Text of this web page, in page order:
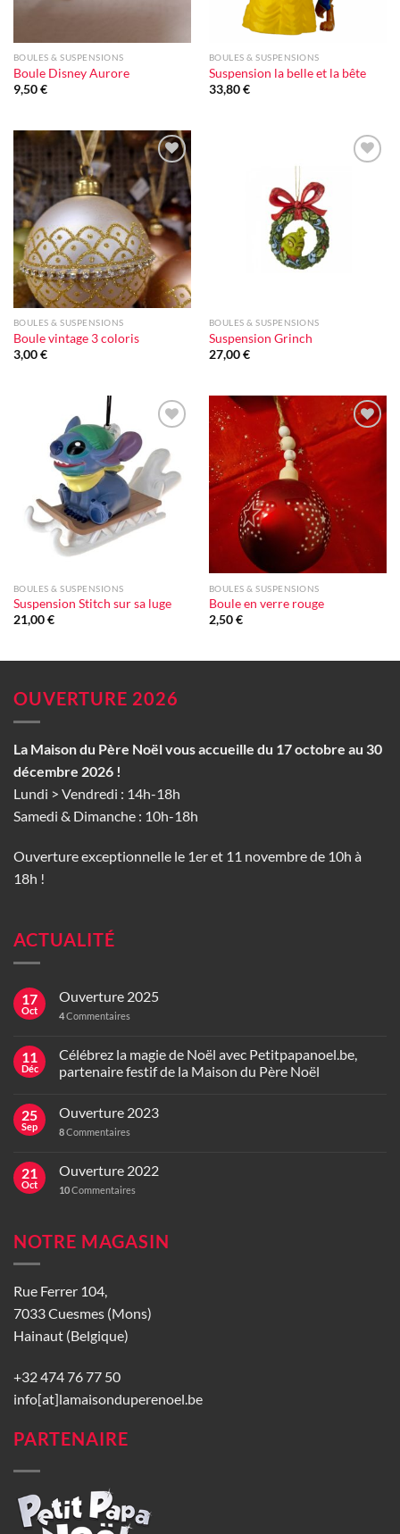
BOULES & SUSPENSIONS
Boule Disney Aurore
9,50€
BOULES & SUSPENSIONS
Suspension la belle et la bête
33,80€
Ajouter
à la liste
d'envie
BOULES & SUSPENSIONS
Boule vintage 3 coloris
3,00€
BOULES & SUSPENSIONS
Suspension Grinch
27,00€
à la liste
d'envie
BOULES & SUSPENSIONS
Suspension Stitch sur sa luge
21,00€
Ajouter
BOULES & SUSPENSIONS
Boule en verre rouge
2,50€
OUVERTURE 2026
La Maison du Père Noël vous accueille du 17 octobre au 30
décembre 2026 !
Lundi > Vendredi : 14h-18h
Samedi & Dimanche : 10h-18h
Ouverture exceptionnelle le 1er et 11 novembre de 10h à
18h !
ACTUALITÉ
17
Oct
Ouverture 2025
4Commentaires
11
Déc
Célébrez la magie de Noël avec Petitpapanoel.be,
partenaire festif de la Maison du Père Noël
25
Sep
Ouverture 2023
8Commentaires
21
Oct
Ouverture 2022
10Commentaires
NOTRE MAGASIN
Rue Ferrer 104,
7033 Cuesmes (Mons)
Hainaut (Belgique)
+32 474 76 77 50
info[at]lamaisonduperenoel.be
PARTENAIRE